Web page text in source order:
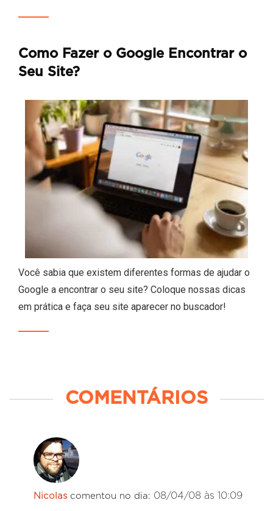
Como Fazer o Google Encontrar o
Seu Site?
Você sabia que existem diferentes formas de ajudar o
Google a encontrar o seu site? Coloque nossas dicas
em prática e faça seu site aparecer no buscador!
COMENTÁRIOS
Nicolas comentou no dia: 08/04/08 às 10:09